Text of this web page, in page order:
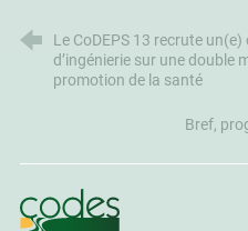
Le CoDEPS 13 recrute
d’ingénierie sur une double
promotion de la santé
Bref,
CoDES 84